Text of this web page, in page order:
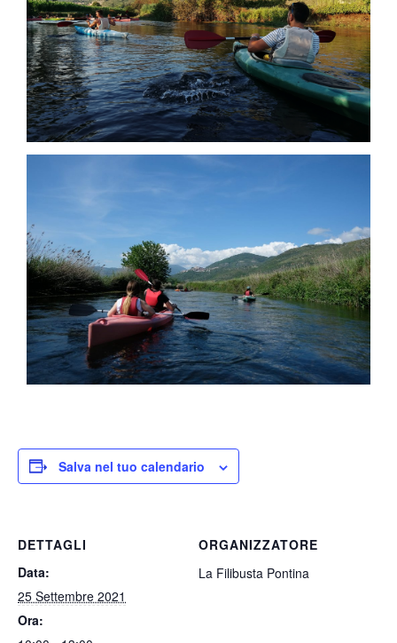
Salva nel tuo calendario
DETTAGLI
Data:
25 Settembre 2021
Ora:
ORGANIZZATORE
La Filibusta Pontina